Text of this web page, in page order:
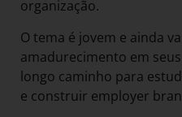
organização.
O tema é jovem e ainda
amadurecimento em
longo caminho para
e construir employer